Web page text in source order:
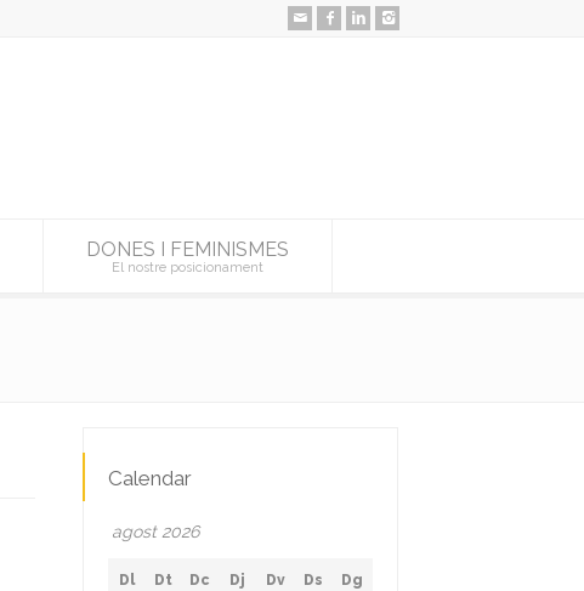
DONES I FEMINISMES
El nostre posicionament
Calendar
agost 2026
Dl Dt Dc Dj Dv Ds Dg